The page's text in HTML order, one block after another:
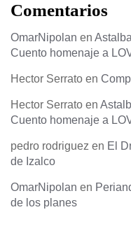
Comentarios
OmarNipolan en
Cuento homenaje a
Hector Serrato en
Hector Serrato en
Cuento homenaje a
pedro rodriguez en El
de Izalco
OmarNipolan en
de los planes